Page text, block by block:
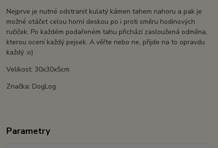
Nejprve je nutné odstranit kulatý kámen tahem nahoru a pak je
možné otáčet celou horní deskou po i proti směru hodinových
ručiček. Po každém podařeném tahu přichází zasloužená odměna,
kterou ocení každý pejsek. A věřte nebo ne, přijde na to opravdu
každý :o)
Velikost: 30x30x5cm
Značka: DogLog
Parametry